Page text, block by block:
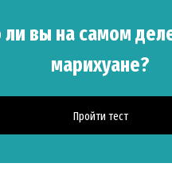
вы на самом
марихуане?
Пройти тест